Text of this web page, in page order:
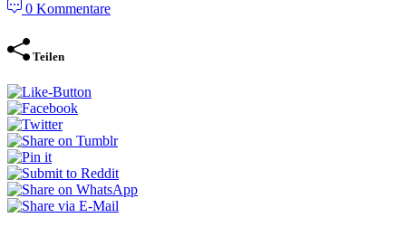
0 Kommentare
Teilen